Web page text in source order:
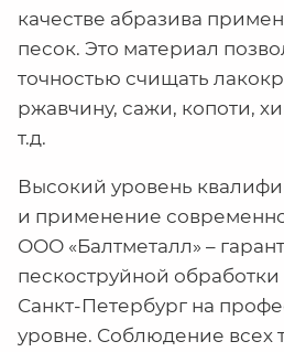
качестве абразива
песок. Это материал
точностью счищать
ржавчину, сажи, копоти,
т.д.
Высокий уровень
и применение
ООО «Балтметалл» –
пескоструйной
Санкт-Петербург на
уровне. Соблюдение всех